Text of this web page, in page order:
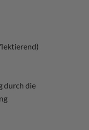
durch die